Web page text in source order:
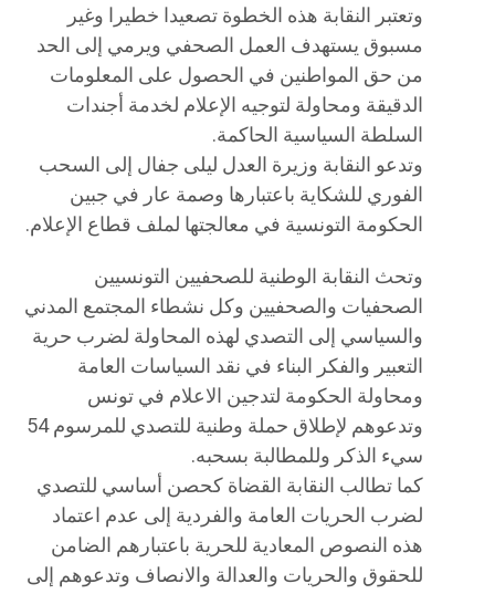
وتعتبر النقابة هذه الخطوة تصعيدا خطيرا وغير
مسبوق يستهدف العمل الصحفي ويرمي إلى الحد
من حق المواطنين في الحصول على المعلومات
الدقيقة ومحاولة لتوجيه الإعلام لخدمة أجندات
السلطة السياسية الحاكمة.
وتدعو النقابة وزيرة العدل ليلى جفال إلى السحب
الفوري للشكاية باعتبارها وصمة عار في جبين
الحكومة التونسية في معالجتها لملف قطاع الإعلام.
وتحث النقابة الوطنية للصحفيين التونسيين
الصحفيات والصحفيين وكل نشطاء المجتمع المدني
والسياسي إلى التصدي لهذه المحاولة لضرب حرية
التعبير والفكر البناء في نقد السياسات العامة
ومحاولة الحكومة لتدجين الاعلام في تونس
وتدعوهم لإطلاق حملة وطنية للتصدي للمرسوم 54
سيء الذكر وللمطالبة بسحبه.
كما تطالب النقابة القضاة كحصن أساسي للتصدي
لضرب الحريات العامة والفردية إلى عدم اعتماد
هذه النصوص المعادية للحرية باعتبارهم الضامن
للحقوق والحريات والعدالة والانصاف وتدعوهم إلى